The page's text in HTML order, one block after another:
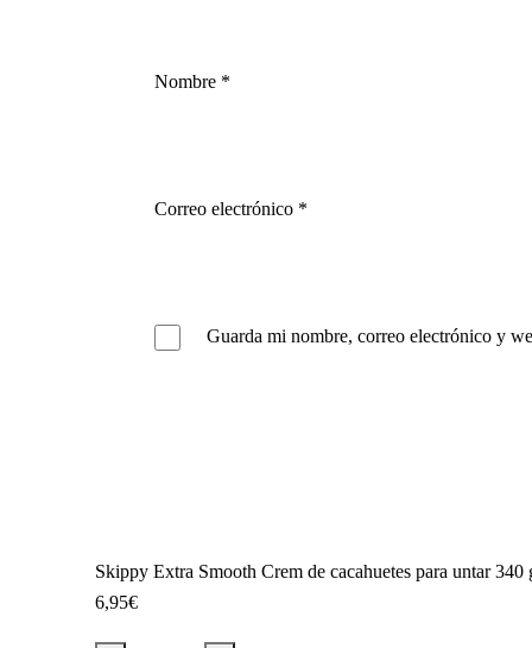
Nombre *
Correo electrónico *
Guarda mi nombre, correo electrónico y
Skippy Extra Smooth Crem de cacahuetes para untar 340
6,95€